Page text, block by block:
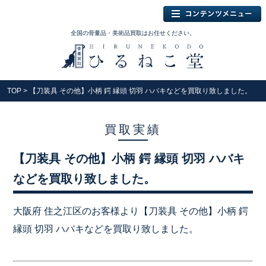
全国の骨董品・美術品買取はお任せください。
TOP > 【刀装具 その他】小柄 鍔 縁頭 切羽 ハバキなどを買取り致しました。
買取実績
【刀装具 その他】小柄 鍔 縁頭 切羽 ハバキ
などを買取り致しました。
大阪府 住之江区のお客様より【刀装具 その他】小柄 鍔
縁頭 切羽 ハバキなどを買取り致しました。